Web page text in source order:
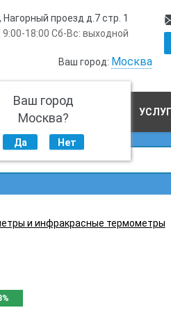
Нагорный проезд д.7 стр. 1
9:00-18:00 Сб-Вс: выходной
Ваш город: Москва
Ваш город
Москва?
Да Нет
ПРОИЗВОДСТВО
и инфракрасные термометры